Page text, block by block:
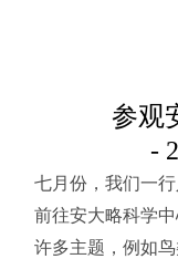
参观
-
七月份，我们一
前往安大略科学
许多主题，例如